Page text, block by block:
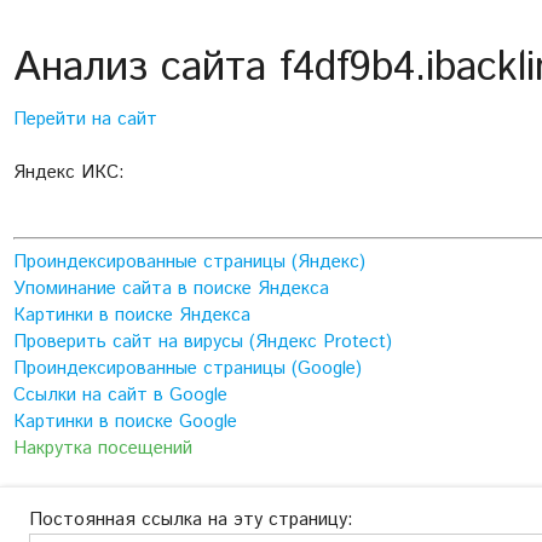
Анализ сайта
Перейти на сайт
Яндекс ИКС:
Проиндексированные страницы (Яндекс)
Упоминание сайта в поиске Яндекса
Картинки в поиске Яндекса
Проверить сайт на вирусы (Яндекс Protect)
Проиндексированные страницы (Google)
Ссылки на сайт в Google
Картинки в поиске Google
Накрутка посещений
Постоянная ссылка на эту страницу: